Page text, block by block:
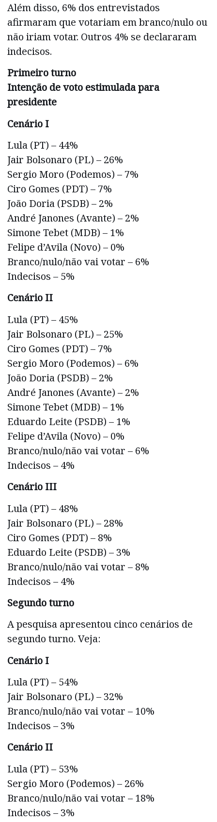
Além disso, 6% dos entrevistados
afirmaram que votariam em branco/nulo ou
não iriam votar. Outros 4% se declararam
indecisos.
Primeiro turno
Intenção de voto estimulada para
presidente
Cenário I
Lula (PT) – 44%
Jair Bolsonaro (PL) – 26%
Sergio Moro (Podemos) – 7%
Ciro Gomes (PDT) – 7%
João Doria (PSDB) – 2%
André Janones (Avante) – 2%
Simone Tebet (MDB) – 1%
Felipe d’Avila (Novo) – 0%
Branco/nulo/não vai votar – 6%
Indecisos – 5%
Cenário II
Lula (PT) – 45%
Jair Bolsonaro (PL) – 25%
Ciro Gomes (PDT) – 7%
Sergio Moro (Podemos) – 6%
João Doria (PSDB) – 2%
André Janones (Avante) – 2%
Simone Tebet (MDB) – 1%
Eduardo Leite (PSDB) – 1%
Felipe d’Avila (Novo) – 0%
Branco/nulo/não vai votar – 6%
Indecisos – 4%
Cenário III
Lula (PT) – 48%
Jair Bolsonaro (PL) – 28%
Ciro Gomes (PDT) – 8%
Eduardo Leite (PSDB) – 3%
Branco/nulo/não vai votar – 8%
Indecisos – 4%
Segundo turno
A pesquisa apresentou cinco cenários de
segundo turno. Veja:
Cenário I
Lula (PT) – 54%
Jair Bolsonaro (PL) – 32%
Branco/nulo/não vai votar – 10%
Indecisos – 3%
Cenário II
Lula (PT) – 53%
Sergio Moro (Podemos) – 26%
Branco/nulo/não vai votar – 18%
Indecisos – 3%